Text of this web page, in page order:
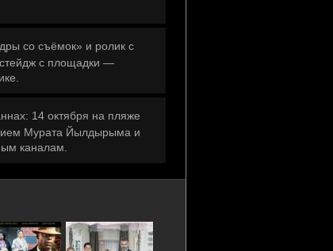
со съёмок» и ролик с
с площадки —
14 октября на пляже
Мурата Йылдырыма и
каналам.